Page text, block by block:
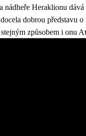
nádheře Heraklionu
dobrou představu
způsobem i onu